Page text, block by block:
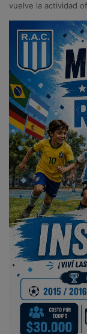
vuelve la actividad